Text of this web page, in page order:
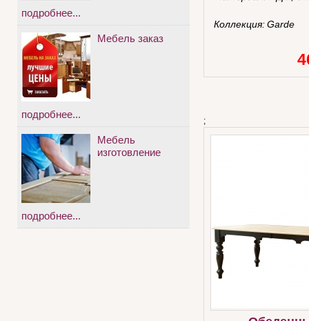
Коллекция:Garde
;
подробнее...
Мебель заказ
подробнее...
Мебель
изготовление
подробнее...